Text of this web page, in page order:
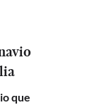
que